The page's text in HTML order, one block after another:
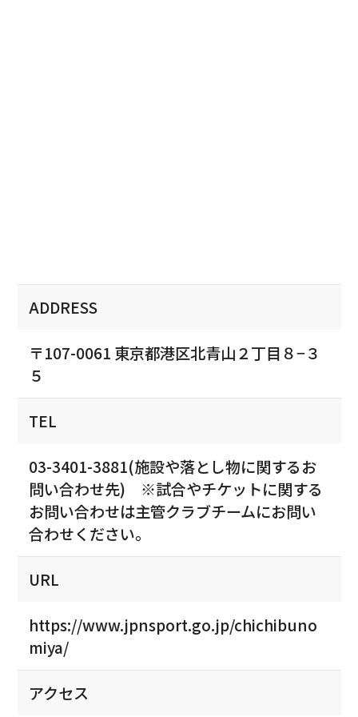
ADDRESS
〒107-0061 東京都港区北青山２丁目８−３
５
TEL
03-3401-3881(施設や落とし物に関するお
問い合わせ先) ※試合やチケットに関する
お問い合わせは主管クラブチームにお問い
合わせください。
URL
https://www.jpnsport.go.jp/chichibuno
miya/
アクセス